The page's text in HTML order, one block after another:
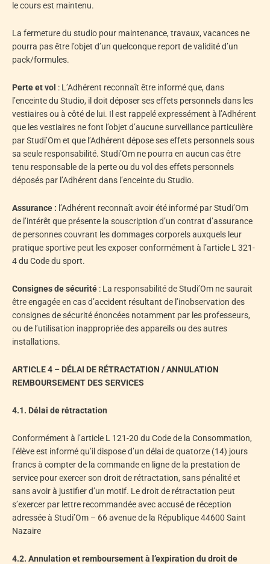
le cours est maintenu.
La fermeture du studio pour maintenance, travaux, vacances ne
pourra pas être l’objet d’un quelconque report de validité d’un
pack/formules.
Perte et vol : L’Adhérent reconnaît être informé que, dans
l’enceinte du Studio, il doit déposer ses effets personnels dans les
vestiaires ou à côté de lui. Il est rappelé expressément à l’Adhérent
que les vestiaires ne font l’objet d’aucune surveillance particulière
par Studi’Om et que l’Adhérent dépose ses effets personnels sous
sa seule responsabilité. Studi’Om ne pourra en aucun cas être
tenu responsable de la perte ou du vol des effets personnels
déposés par l’Adhérent dans l’enceinte du Studio.
Assurance : l’Adhérent reconnaît avoir été informé par Studi’Om
de l’intérêt que présente la souscription d’un contrat d’assurance
de personnes couvrant les dommages corporels auxquels leur
pratique sportive peut les exposer conformément à l’article L 321-
4 du Code du sport.
Consignes de sécurité : La responsabilité de Studi’Om ne saurait
être engagée en cas d’accident résultant de l’inobservation des
consignes de sécurité énoncées notamment par les professeurs,
ou de l’utilisation inappropriée des appareils ou des autres
installations.
ARTICLE 4 – DÉLAI DE RÉTRACTATION / ANNULATION
REMBOURSEMENT DES SERVICES
4.1. Délai de rétractation
Conformément à l’article L 121-20 du Code de la Consommation,
l’élève est informé qu’il dispose d’un délai de quatorze (14) jours
francs à compter de la commande en ligne de la prestation de
service pour exercer son droit de rétractation, sans pénalité et
sans avoir à justifier d’un motif. Le droit de rétractation peut
s’exercer par lettre recommandée avec accusé de réception
adressée à Studi’Om – 66 avenue de la République 44600 Saint
Nazaire
4.2. Annulation et remboursement à l’expiration du droit de